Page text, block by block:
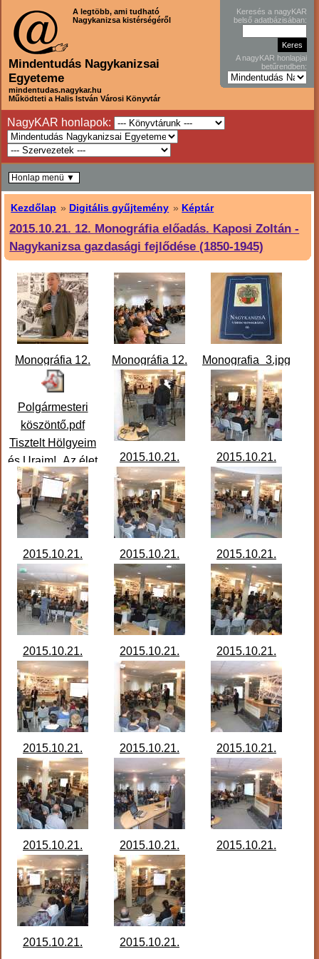
A legtöbb, ami tudható
Nagykanizsa kistérségéről
Mindentudás Nagykanizsai
Egyeteme
mindentudas.nagykar.hu
Működteti a Halis István Városi Könyvtár
Keresés a nagyKAR
belső adatbázisában:
A nagyKAR honlapjai
betűrendben:
NagyKAR honlapok:
Kezdőlap » Digitális gyűjtemény » Képtár
2015.10.21. 12. Monográfia előadás. Kaposi Zoltán -
Nagykanizsa gazdasági fejlődése (1850-1945)
Monográfia 12.
előadás
2015.10.21.
IMG_7377.JPG
Monográfia 12.
előadás
2015.10.21.
Panorama.jpg
Monografia_3.jpg
Polgármesteri
köszöntő.pdf
Tisztelt Hölgyeim
és Uraim! „Az élet
csak úgy
érthető...
2015.10.21.
Monográfia 12.
előadás
DSCF3704.JPG
2015.10.21.
Monográfia 12.
előadás
DSCF3708.JPG
2015.10.21.
Monográfia 12.
előadás
DSCF3711.JPG
2015.10.21.
Monográfia 12.
előadás
DSCF3714.JPG
2015.10.21.
Monográfia 12.
előadás
DSCF3716.JPG
2015.10.21.
Monográfia 12.
előadás
DSCF3717.JPG
2015.10.21.
Monográfia 12.
előadás
DSCF3718.JPG
2015.10.21.
Monográfia 12.
előadás
DSCF3719.JPG
2015.10.21.
Monográfia 12.
előadás
DSCF3721.JPG
2015.10.21.
Monográfia 12.
előadás
DSCF3723.JPG
2015.10.21.
Monográfia 12.
előadás
DSCF3725.JPG
2015.10.21.
Monográfia 12.
előadás
DSCF3729.JPG
2015.10.21.
Monográfia 12.
előadás
DSCF3730.JPG
2015.10.21.
2015.10.21.
2015.10.21.
Honlap menü ▼